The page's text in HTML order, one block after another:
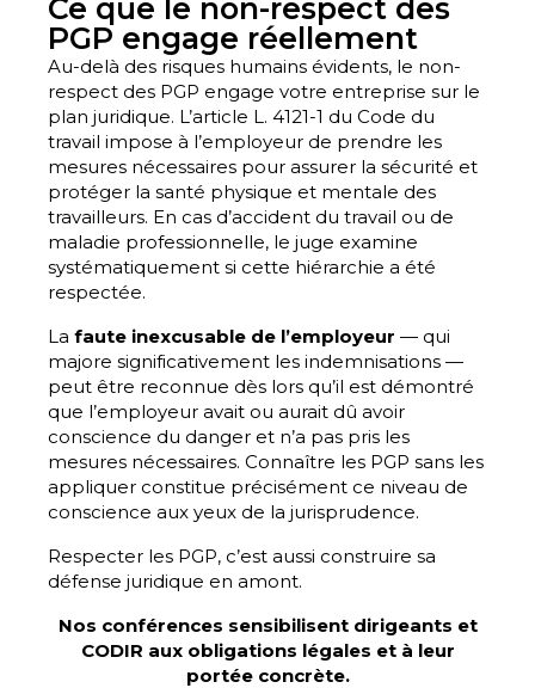
Ce que le non-respect des
PGP engage réellement
Au-delà des risques humains évidents, le non-
respect des PGP engage votre entreprise sur le
plan juridique. L’article L. 4121-1 du Code du
travail impose à l’employeur de prendre les
mesures nécessaires pour assurer la sécurité et
protéger la santé physique et mentale des
travailleurs. En cas d’accident du travail ou de
maladie professionnelle, le juge examine
systématiquement si cette hiérarchie a été
respectée.
La faute inexcusable de l’employeur — qui
majore significativement les indemnisations —
peut être reconnue dès lors qu’il est démontré
que l’employeur avait ou aurait dû avoir
conscience du danger et n’a pas pris les
mesures nécessaires. Connaître les PGP sans les
appliquer constitue précisément ce niveau de
conscience aux yeux de la jurisprudence.
Respecter les PGP, c’est aussi construire sa
défense juridique en amont.
Nos conférences sensibilisent dirigeants et
CODIR aux obligations légales et à leur
portée concrète.